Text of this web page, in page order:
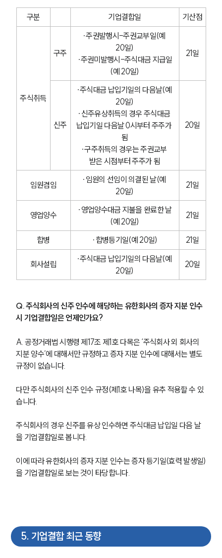
구분 기업결합일 기산점
주식취득
구주
∙주권발행시-주권교부일(예
20일)
∙주권미발행시-주식대금 지급일
(예 20일)
21일
신주
∙주식대금 납입기일의 다음날(예
20일)
∙신주유상취득의 경우 주식대금
납입기일 다음날 0시부터 주주가
됨
∙구주취득의 경우는 주권교부
받은 시점부터 주주가 됨
20일
임원겸임
∙임원의 선임이 의결된 날(예
20일)
21일
영업양수
∙영업양수대금 지불을 완료한 날
(예 20일)
21일
합병 ∙합병등기일(예 20일) 21일
회사설립
∙주식대금 납입기일의 다음날(예
20일)
20일
Q. 주식회사의 신주 인수에 해당하는 유한회사의 증자 지분 인수
시 기업결합일은 언제인가요?
A. 공정거래법 시행령 제17조 제1호 다목은 ‘주식회사 외 회사의
지분 양수’에 대해서만 규정하고 증자 지분 인수에 대해서는 별도
규정이 없습니다.
다만 주식회사의 신주 인수 규정(제1호 나목)을 유추 적용할 수 있
습니다.
주식회사의 경우 신주를 유상 인수하면 주식대금 납입일 다음 날
을 기업결합일로 봅니다.
이에 따라 유한회사의 증자 지분 인수는 증자 등기일(효력 발생일)
을 기업결합일로 보는 것이 타당합니다.
5. 기업결합 최근 동향